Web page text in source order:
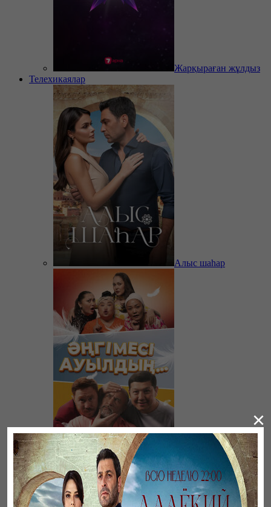
Жарқыраған жұлдыз
Телехикаялар
Алыс шаһар
Әңгімесі ауылдың…
×